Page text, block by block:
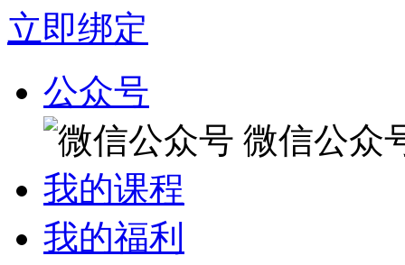
立即绑定
公众号
微信公众
我的课程
我的福利